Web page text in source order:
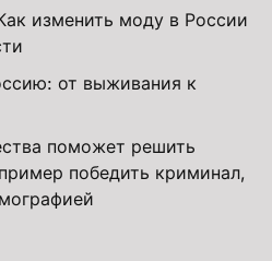
изменить моду в России
от выживания к
поможет решить
победить криминал,